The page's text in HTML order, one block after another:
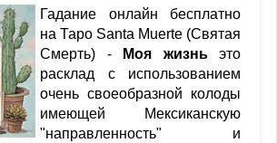
Гадание онлайн бесплатно
на Таро Santa Muerte (Святая
Смерть) -
Моя жизньэто
расклад с использованием
очень своеобразной колоды
имеющей Мексиканскую
"направленность" и